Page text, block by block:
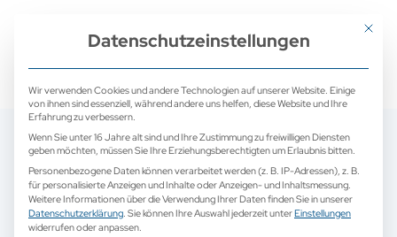
Mit
Datenschutzeinstellungen
Wir verwenden Cookies und andere Technologien auf unserer Website. Einige
von ihnen sind essenziell, während andere uns helfen, diese Website und Ihre
Erfahrung zu verbessern.
Wenn Sie unter 16 Jahre alt sind und Ihre Zustimmung zu freiwilligen Diensten
geben möchten, müssen Sie Ihre Erziehungsberechtigten um Erlaubnis bitten.
Personenbezogene Daten können verarbeitet werden (z. B. IP-Adressen), z. B.
für personalisierte Anzeigen und Inhalte oder Anzeigen- und Inhaltsmessung.
Weitere Informationen über die Verwendung Ihrer Daten finden Sie in unserer
Datenschutzerklärung. Sie können Ihre Auswahl jederzeit unterEinstellungen
widerrufen oder anpassen.